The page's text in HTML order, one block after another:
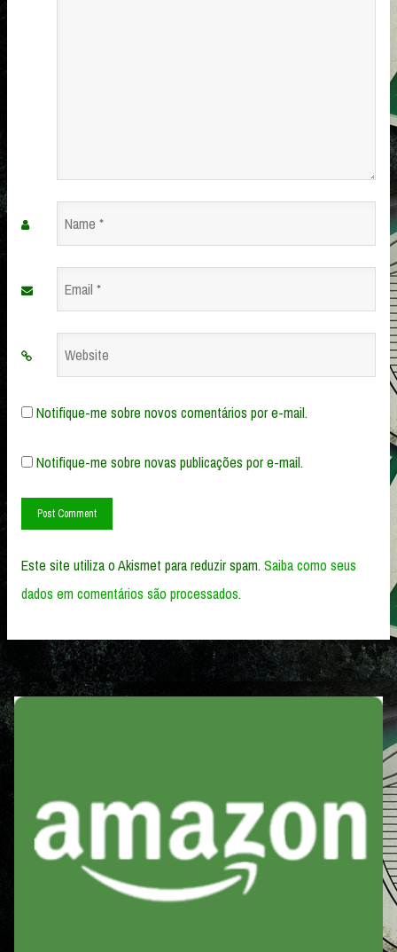
Name
Email
Website
Notifique-me sobre novos comentários por e-mail.
Notifique-me sobre novas publicações por e-mail.
Este site utiliza o Akismet para reduzir spam.Saiba como seus
dados em comentários são processados.